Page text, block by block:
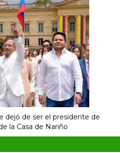
dejó de ser el presidente de
la Casa de Nariño